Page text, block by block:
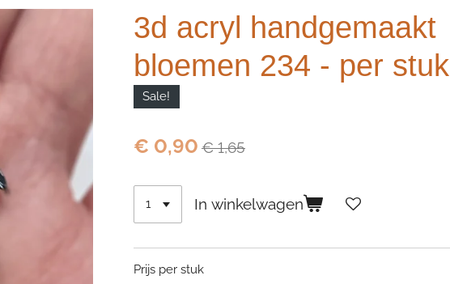
3d acryl handgemaakt
bloemen 234 - per stuk
Sale!
€ 0,90 € 1,65
In winkelwagen
Prijs per stuk